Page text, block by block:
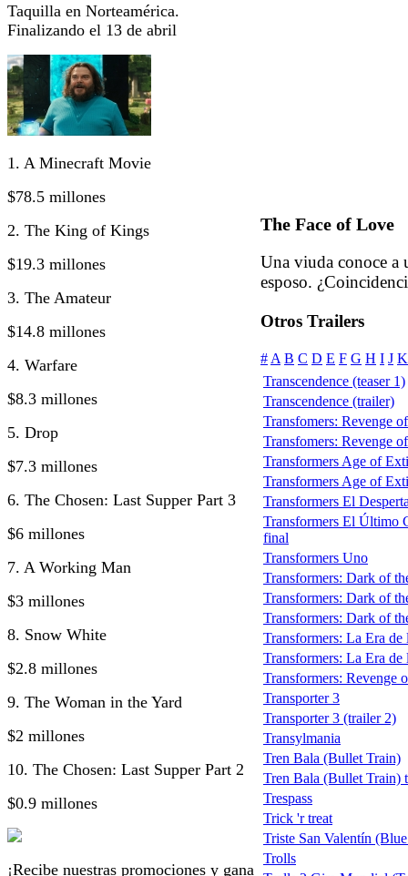
Taquilla en Norteamérica.
Finalizando el 13 de abril
1. A Minecraft Movie
$78.5 millones
2. The King of Kings
$19.3 millones
3. The Amateur
$14.8 millones
4. Warfare
$8.3 millones
5. Drop
$7.3 millones
6. The Chosen: Last Supper Part 3
$6 millones
7. A Working Man
$3 millones
8. Snow White
$2.8 millones
9. The Woman in the Yard
$2 millones
10. The Chosen: Last Supper Part 2
$0.9 millones
¡Recibe nuestras promociones y gana
The Face of Love
Una viuda conoce a
esposo.
Otros Trailers
# A B C D E F G H I J K
Transcendence (teaser 1)
Transcendence (trailer)
Transfomers: Revenge
Transfomers: Revenge
Transformers Age of
Transformers Age of
Transformers El
Transformers El Último
final
Transformers Uno
Transformers: Dark of
Transformers: Dark of
Transformers: Dark of
Transformers: La Era
Transformers: La Era
Transformers: Revenge
Transporter 3
Transporter 3 (trailer 2)
Transylmania
Tren Bala (Bullet Train)
Tren Bala (Bullet Train)
Trespass
Trick 'r treat
Triste San Valentín
Trolls